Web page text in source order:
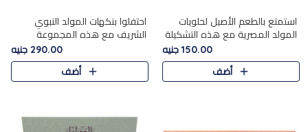
استمتع بالطعم الأصيل لحلويات
المولد المصرية مع هذه التشكيلة
المختارة بعناية من 9 قطع. تتضمن
التشكيلة جوزرية مع فول،ملبان
150.00 جنيه
أضف
احتفلوا بنكهات المولد النبوي
الشريف مع هذه المجموعة
الفاخرة المكونة من 19 قطعة،
والتي تم اختيارها بعناية فائقة لتُبرز
تشكيلة واسعة من الحلويات
290.00 جنيه
أضف